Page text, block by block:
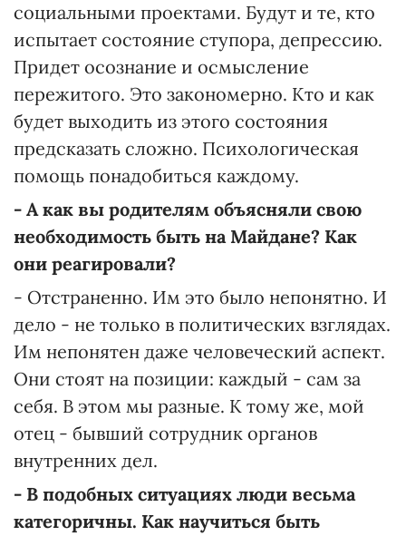
социальными проектами. Будут и те, кто
испытает состояние ступора, депрессию.
Придет осознание и осмысление
пережитого. Это закономерно. Кто и как
будет выходить из этого состояния
предсказать сложно. Психологическая
помощь понадобиться каждому.
- А как вы родителям объясняли свою
необходимость быть на Майдане? Как
они реагировали?
- Отстраненно. Им это было непонятно. И
дело - не только в политических взглядах.
Им непонятен даже человеческий аспект.
Они стоят на позиции: каждый - сам за
себя. В этом мы разные. К тому же, мой
отец - бывший сотрудник органов
внутренних дел.
- В подобных ситуациях люди весьма
категоричны. Как научиться быть